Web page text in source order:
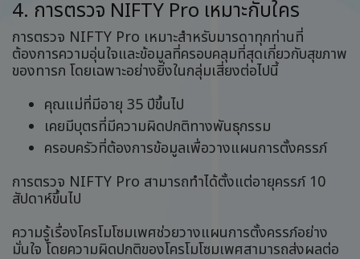
4. การตรวจ NIFTY Pro เหมาะกับใคร
การตรวจ NIFTY Pro เหมาะสำหรับมารดาทุกท่านที่
ต้องการความอุ่นใจและข้อมูลที่ครอบคลุมที่สุดเกี่ยวกับสุขภาพ
ของทารก โดยเฉพาะอย่างยิ่งในกลุ่มเสี่ยงต่อไปนี้
คุณแม่ที่มีอายุ 35 ปีขึ้นไป
เคยมีบุตรที่มีความผิดปกติทางพันธุกรรม
ครอบครัวที่ต้องการข้อมูลเพื่อวางแผนการตั้งครรภ์
การตรวจ NIFTY Pro สามารถทำได้ตั้งแต่อายุครรภ์ 10
สัปดาห์ขึ้นไป
ความรู้เรื่องโครโมโซมเพศช่วยวางแผนการตั้งครรภ์อย่าง
มั่นใจ โดยความผิดปกติของโครโมโซมเพศสามารถส่งผลต่อ